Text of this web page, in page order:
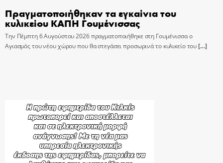
Πραγματοποιήθηκαν τα εγκαίνια του
κυλικείου ΚΑΠΗ Γουμένισσας
Την Πέμπτη 6 Αυγούστου 2026 πραγματοποιήθηκε στη Γουμένισσα ο
Αγιασμός του νέου χώρου που θα στεγάσει προσωρινά το κυλικείο του[…]